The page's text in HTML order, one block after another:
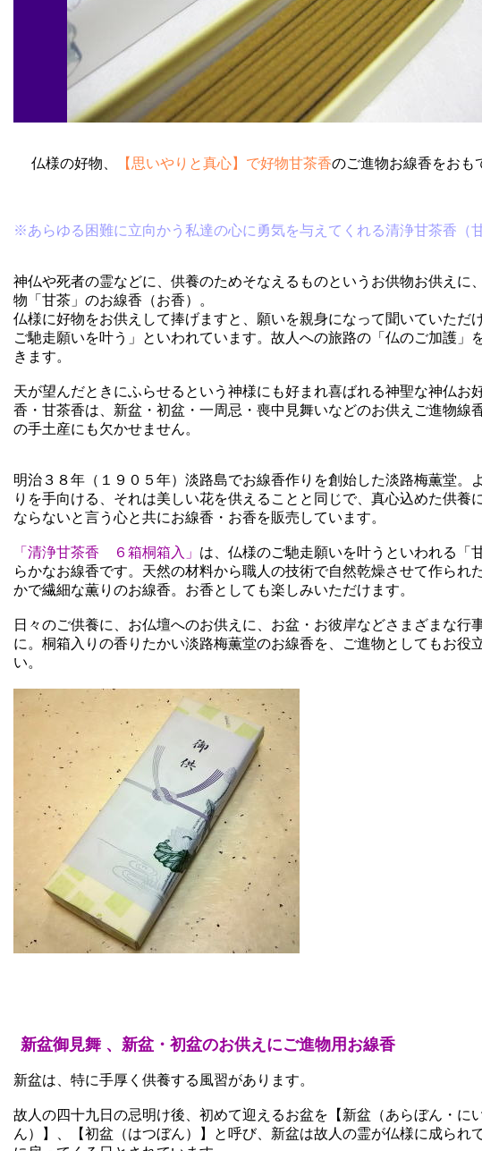
仏様の好物、 【思いやりと真心】で好物甘茶香のご進物お線香をおも
※あらゆる困難に立向かう私達の心に勇気を与えてくれる清浄甘茶香（甘
神仏や死者の霊などに、供養のためそなえるものというお供物お供えに
物「甘茶」のお線香（お香）。
仏様に好物をお供えして捧げますと、願いを親身になって聞いていただ
ご馳走願いを叶う」といわれています。故人への旅路の「仏のご加護」
きます。
天が望んだときにふらせるという神様にも好まれ喜ばれる神聖な神仏お
香・甘茶香は、新盆・初盆・一周忌・喪中見舞いなどのお供えご進物線
の手土産にも欠かせません。
明治３８年（１９０５年）淡路島でお線香作りを創始した淡路梅薫堂。
りを手向ける、それは美しい花を供えることと同じで、真心込めた供養
ならないと言う心と共にお線香・お香を販売しています。
「清浄甘茶香 ６箱桐箱入」 は、仏様のご馳走願いを叶うといわれる「
らかなお線香です。天然の材料から職人の技術で自然乾燥させて作られ
かで繊細な薫りのお線香。お香としても楽しみいただけます。
日々のご供養に、お仏壇へのお供えに、お盆・お彼岸などさまざまな行
に。桐箱入りの香りたかい淡路梅薫堂のお線香を、ご進物としてもお役
い。
新盆御見舞 、新盆・初盆のお供えにご進物用お線香
新盆は、特に手厚く供養する風習があります。
故人の四十九日の忌明け後、初めて迎えるお盆を【新盆（あらぼん・に
ん）】、【初盆（はつぼん）】と呼び、新盆は故人の霊が仏様に成られ